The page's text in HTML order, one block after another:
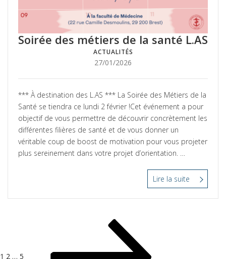
Soirée des métiers de la santé L.AS
ACTUALITÉS
Posté
27/01/2026
*** À destination des L.AS *** La Soirée des Métiers de la
Santé se tiendra ce lundi 2 février !Cet événement a pour
objectif de vous permettre de découvrir concrètement les
différentes filières de santé et de vous donner un
véritable coup de boost de motivation pour vous projeter
plus sereinement dans votre projet d’orientation. …
Lire la suite “Soirée
des
1 2 … 5